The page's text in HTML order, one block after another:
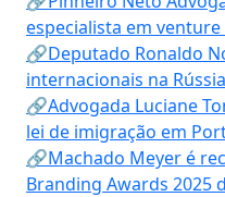
especialista em venture
🔗Deputado Ronaldo
internacionais na Rússia
🔗Advogada Luciane
lei de imigração em
🔗Machado Meyer é
Branding Awards 2025